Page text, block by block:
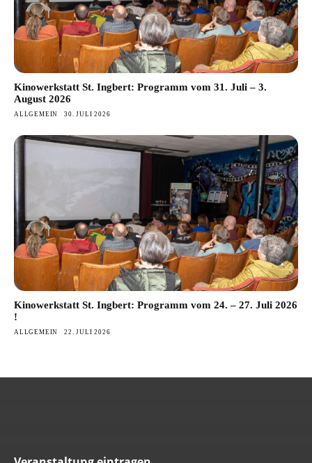
Kinowerkstatt St. Ingbert: Programm vom 31. Juli – 3.
August 2026
ALLGEMEIN 30. JULI 2026
Kinowerkstatt St. Ingbert: Programm vom 24. – 27. Juli 2026
!
ALLGEMEIN 22. JULI 2026